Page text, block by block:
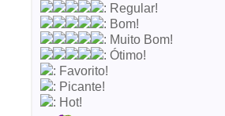
: Regular!
: Bom!
: Muito Bom!
: Ótimo!
: Favorito!
: Picante!
: Hot!